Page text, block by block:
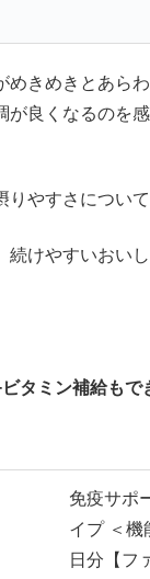
めきめきとあら
が良くなるのを
りやすさについ
続けやすいおい
タミン補給もで
免疫サポ
イプ ＜機
日分【フ